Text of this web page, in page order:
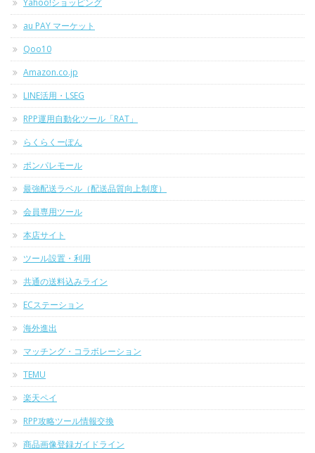
Yahoo!ショッピング
au PAY マーケット
Qoo10
Amazon.co.jp
LINE活用・LSEG
RPP運用自動化ツール「RAT」
らくらくーぽん
ポンパレモール
最強配送ラベル（配送品質向上制度）
会員専用ツール
本店サイト
ツール設置・利用
共通の送料込みライン
ECステーション
海外進出
マッチング・コラボレーション
TEMU
楽天ペイ
RPP攻略ツール情報交換
商品画像登録ガイドライン